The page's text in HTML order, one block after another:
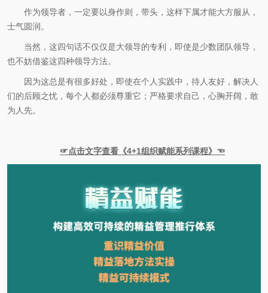
作为领导者，一定要以身作则，带头，这样下属才能大方服从，
士气圆润。
当然，这四句话不仅仅是大领导的专利，即使是少数团队领导，
也不妨借鉴这四种领导方法。
因为这总是有很多好处，即使在个人实践中，待人友好，解决人
们的后顾之忧，每个人都必须尊重它；严格要求自己，心胸开阔，敢
为人先。
☞点击文字查看《4+1组织赋能系列课程》☜